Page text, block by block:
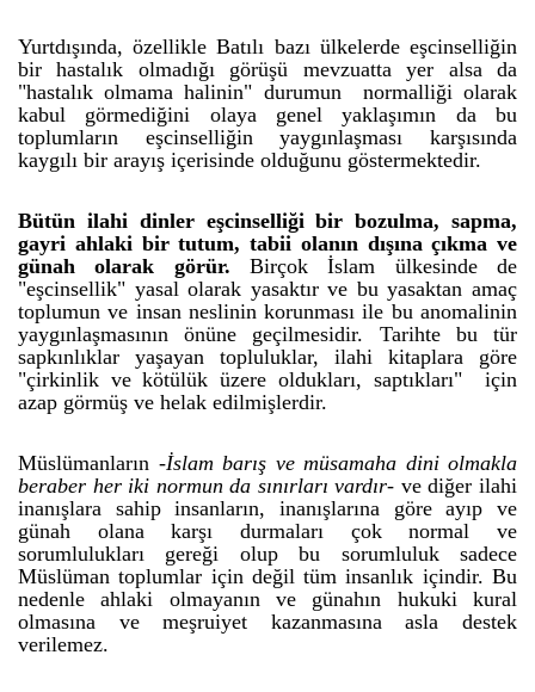
Yurtdışında, özellikle Batılı bazı ülkelerde eşcinselliğin
bir hastalık olmadığı görüşü mevzuatta yer alsa da
"hastalık olmama halinin" durumun normalliği olarak
kabul görmediğini olaya genel yaklaşımın da bu
toplumların eşcinselliğin yaygınlaşması karşısında
kaygılı bir arayış içerisinde olduğunu göstermektedir.
Bütün ilahi dinler eşcinselliği bir bozulma, sapma,
gayri ahlaki bir tutum, tabii olanın dışına çıkma ve
günah olarak görür. Birçok İslam ülkesinde de
"eşcinsellik" yasal olarak yasaktır ve bu yasaktan amaç
toplumun ve insan neslinin korunması ile bu anomalinin
yaygınlaşmasının önüne geçilmesidir. Tarihte bu tür
sapkınlıklar yaşayan topluluklar, ilahi kitaplara göre
"çirkinlik ve kötülük üzere oldukları, saptıkları" için
azap görmüş ve helak edilmişlerdir.
Müslümanların -İslam barış ve müsamaha dini olmakla
beraber her iki normun da sınırları vardır- ve diğer ilahi
inanışlara sahip insanların, inanışlarına göre ayıp ve
günah olana karşı durmaları çok normal ve
sorumlulukları gereği olup bu sorumluluk sadece
Müslüman toplumlar için değil tüm insanlık içindir. Bu
nedenle ahlaki olmayanın ve günahın hukuki kural
olmasına ve meşruiyet kazanmasına asla destek
verilemez.